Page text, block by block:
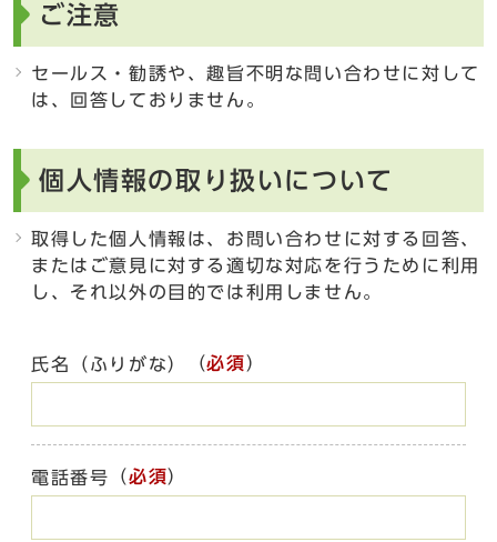
ご注意
セールス・勧誘や、趣旨不明な問い合わせに対して
は、回答しておりません。
個人情報の取り扱いについて
取得した個人情報は、お問い合わせに対する回答、
またはご意見に対する適切な対応を行うために利用
し、それ以外の目的では利用しません。
氏名（ふりがな） （必須）
電話番号 （必須）